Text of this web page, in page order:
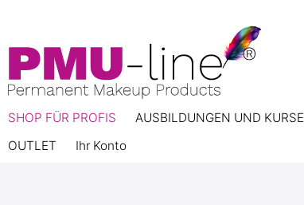
SHOP FÜR PROFIS AUSBILDUNGEN UND KURSE
OUTLET
Ihr Konto